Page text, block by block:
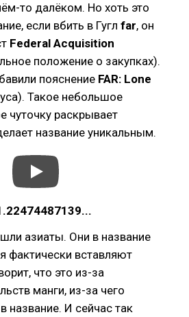
то далёком. Но хоть это
если вбить в Гугл far, он
Federal Acquisition
положение о закупках).
пояснение FAR: Lone
Такое небольшое
чуточку раскрывает
название уникальным.
азиаты. Они в название
фактически вставляют
что это из-за
манги, из-за чего
название. И сейчас так